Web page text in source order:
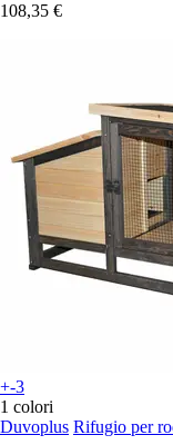
108,35 €
+-3
1 colori
Duvoplus Rifugio per